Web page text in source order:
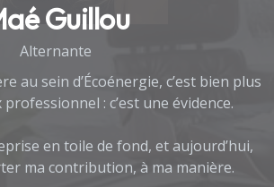
Guillou
Alternante
au sein d’Écoénergie, c’est bien plus
: c’est une évidence.
en toile de fond, et aujourd’hui,
ma contribution, à ma manière.